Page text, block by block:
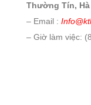
Thường Tín, Hà
– Email :
– Giờ làm việc: